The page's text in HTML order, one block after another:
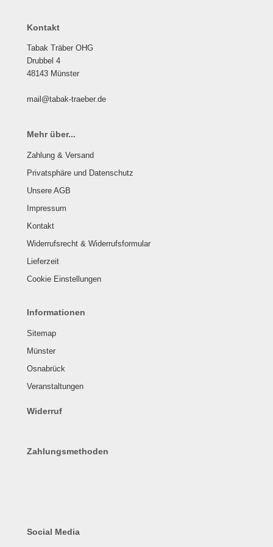
Kontakt
Tabak Träber OHG
Drubbel 4
48143 Münster
mail@tabak-traeber.de
Mehr über...
Zahlung & Versand
Privatsphäre und Datenschutz
Unsere AGB
Impressum
Kontakt
Widerrufsrecht & Widerrufsformular
Lieferzeit
Cookie Einstellungen
Informationen
Sitemap
Münster
Osnabrück
Veranstaltungen
Widerruf
Zahlungsmethoden
Social Media